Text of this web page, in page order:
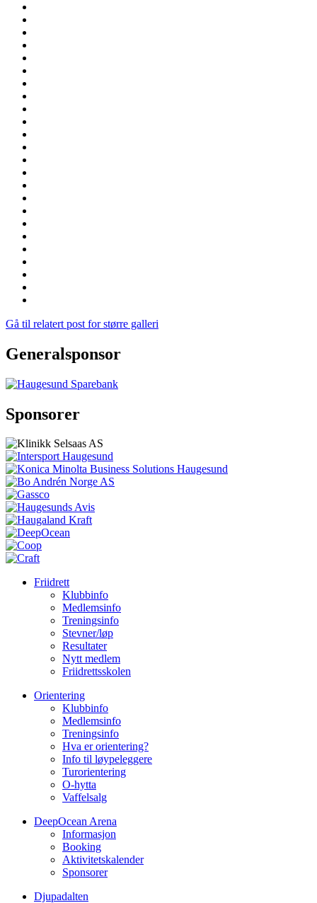
Gå til relatert post for større galleri
Generalsponsor
Sponsorer
Friidrett
Klubbinfo
Medlemsinfo
Treningsinfo
Stevner/løp
Resultater
Nytt medlem
Friidrettsskolen
Orientering
Klubbinfo
Medlemsinfo
Treningsinfo
Hva er orientering?
Info til løypeleggere
Turorientering
O-hytta
Vaffelsalg
DeepOcean Arena
Informasjon
Booking
Aktivitetskalender
Sponsorer
Djupadalten